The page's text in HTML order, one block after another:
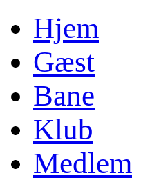
Hjem
Gæst
Bane
Klub
Medlem